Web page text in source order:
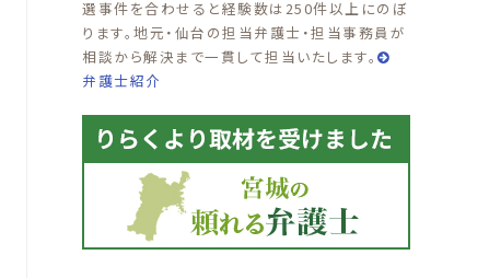
選事件を合わせると経験数は250件以上にのぼ
ります。地元・仙台の担当弁護士・担当事務員が
相談から解決まで一貫して担当いたします。
弁護士紹介